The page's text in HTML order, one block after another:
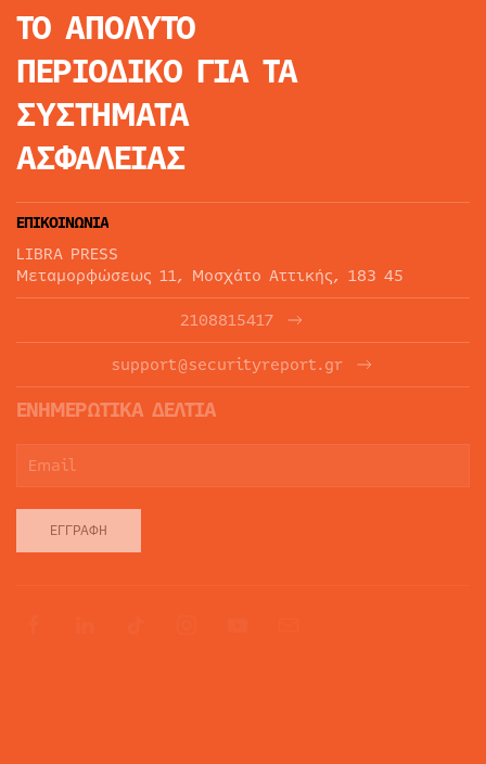
ΤΟ ΑΠΟΛΥΤΟ
ΠΕΡΙΟΔΙΚΟ ΓΙΑ ΤΑ
ΣΥΣΤΗΜΑΤΑ
ΑΣΦΑΛΕΙΑΣ
ΕΠΙΚΟΙΝΩΝΙΑ
LIBRA PRESS
Μεταμορφώσεως 11, Μοσχάτο Αττικής, 183 45
2108815417
support@securityreport.gr
ΕΝΗΜΕΡΩΤΙΚΑ ΔΕΛΤΙΑ
ΕΓΓΡΑΦΉ